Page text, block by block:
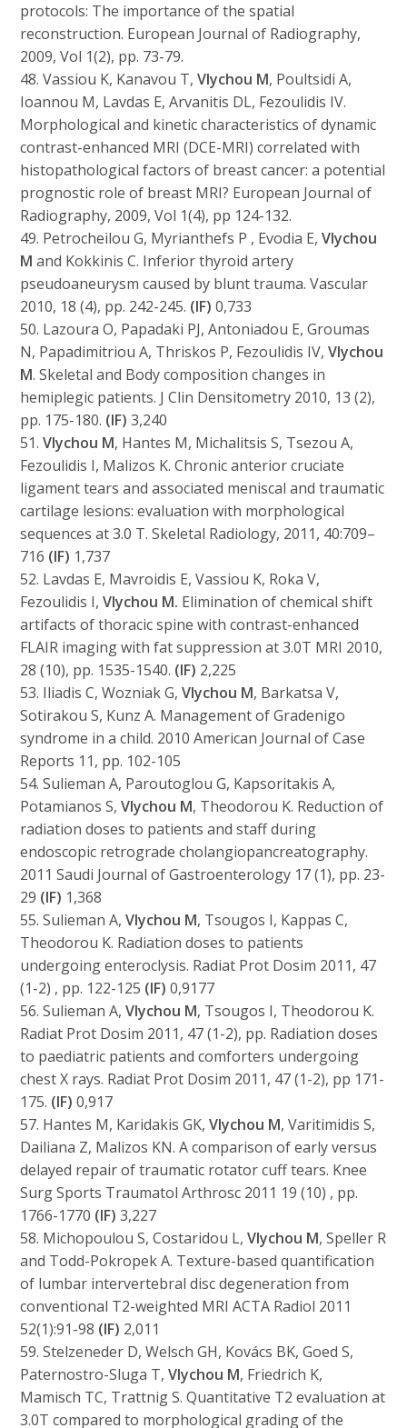
protocols: The importance of the spatial
reconstruction. European Journal of Radiography,
2009, Vol 1(2), pp. 73-79.
48. Vassiou K, Kanavou T,Vlychou M, Poultsidi A,
Ioannou M, Lavdas E, Arvanitis DL, Fezoulidis IV.
Morphological and kinetic characteristics of dynamic
contrast-enhanced MRI (DCE-MRI) correlated with
histopathological factors of breast cancer: a potential
prognostic role of breast MRI? European Journal of
Radiography, 2009, Vol 1(4), pp 124-132.
49. Petrocheilou G, Myrianthefs P , Evodia E,Vlychou
M and Kokkinis C. Inferior thyroid artery
pseudoaneurysm caused by blunt trauma. Vascular
2010, 18 (4), pp. 242-245. (IF) 0,733
50. Lazoura O, Papadaki PJ, Antoniadou E, Groumas
N, Papadimitriou A, Thriskos P, Fezoulidis IV,Vlychou
M. Skeletal and Body composition changes in
hemiplegic patients. J Clin Densitometry 2010, 13 (2),
pp. 175-180. (IF) 3,240
51.Vlychou M, Hantes M, Michalitsis S, Tsezou A,
Fezoulidis I, Malizos K. Chronic anterior cruciate
ligament tears and associated meniscal and traumatic
cartilage lesions: evaluation with morphological
sequences at 3.0 T. Skeletal Radiology, 2011, 40:709–
716 (IF) 1,737
52. Lavdas E, Mavroidis E, Vassiou K, Roka V,
Fezoulidis I,Vlychou M. Elimination of chemical shift
artifacts of thoracic spine with contrast-enhanced
FLAIR imaging with fat suppression at 3.0T MRI 2010,
28 (10), pp. 1535-1540. (IF) 2,225
53. Iliadis C, Wozniak G,Vlychou M, Barkatsa V,
Sotirakou S, Kunz A. Management of Gradenigo
syndrome in a child. 2010 American Journal of Case
Reports 11, pp. 102-105
54. Sulieman A, Paroutoglou G, Kapsoritakis A,
Potamianos S,Vlychou M, Theodorou K. Reduction of
radiation doses to patients and staff during
endoscopic retrograde cholangiopancreatography.
2011 Saudi Journal of Gastroenterology 17 (1), pp. 23-
29 (IF) 1,368
55. Sulieman A,Vlychou M, Tsougos I, Kappas C,
Theodorou K. Radiation doses to patients
undergoing enteroclysis. Radiat Prot Dosim 2011, 47
(1-2) , pp. 122-125 (IF) 0,9177
56. Sulieman A,Vlychou M, Tsougos I, Theodorou K.
Radiat Prot Dosim 2011, 47 (1-2), pp. Radiation doses
to paediatric patients and comforters undergoing
chest X rays. Radiat Prot Dosim 2011, 47 (1-2), pp 171-
175. (IF) 0,917
57. Hantes M, Karidakis GK,Vlychou M, Varitimidis S,
Dailiana Z, Malizos KN. A comparison of early versus
delayed repair of traumatic rotator cuff tears. Knee
Surg Sports Traumatol Arthrosc 2011 19 (10) , pp.
1766-1770 (IF) 3,227
58. Michopoulou S, Costaridou L,Vlychou M, Speller R
and Todd-Pokropek A. Texture-based quantification
of lumbar intervertebral disc degeneration from
conventional T2-weighted MRI ACTA Radiol 2011
52(1):91-98 (IF) 2,011
59. Stelzeneder D, Welsch GH, Kovács BK, Goed S,
Paternostro-Sluga T,Vlychou M, Friedrich K,
Mamisch TC, Trattnig S. Quantitative T2 evaluation at
3.0T compared to morphological grading of the